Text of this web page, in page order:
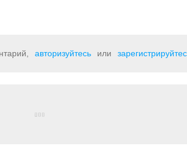
авторизуйтесь или